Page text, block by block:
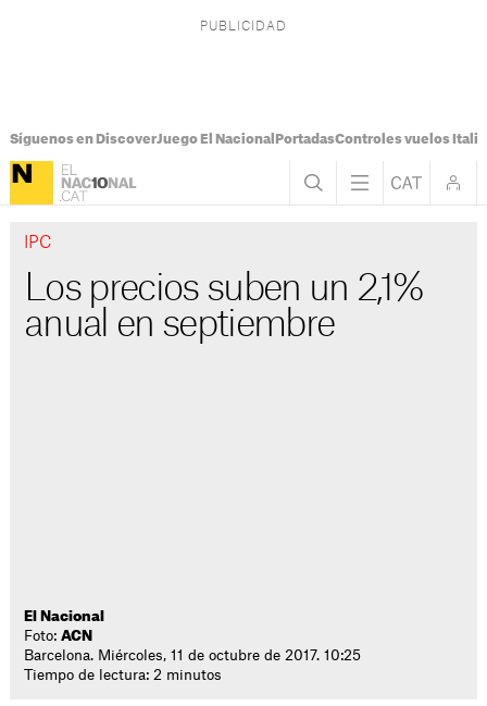
Síguenos en DiscoverJuego El Nacional PortadasControles vuelos Italia
IPC
Los precios suben un 2,1%
anual en septiembre
El Nacional
Foto:ACN
Barcelona. Miércoles, 11 de octubre de 2017. 10:25
Tiempo de lectura: 2 minutos